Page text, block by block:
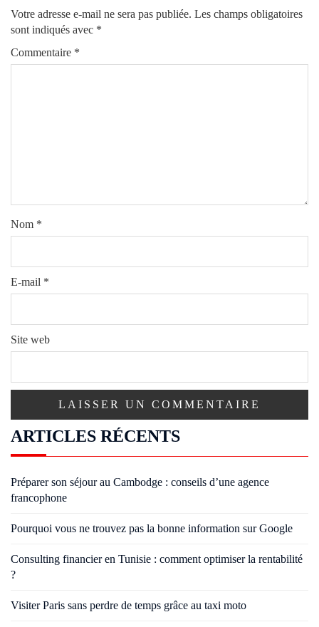
Votre adresse e-mail ne sera pas publiée. Les champs obligatoires
sont indiqués avec *
Commentaire *
Nom *
E-mail *
Site web
ARTICLES RÉCENTS
Préparer son séjour au Cambodge : conseils d’une agence
francophone
Pourquoi vous ne trouvez pas la bonne information sur Google
Consulting financier en Tunisie : comment optimiser la rentabilité
?
Visiter Paris sans perdre de temps grâce au taxi moto